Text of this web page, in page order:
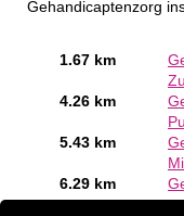
Gehandicaptenzorg
1.67 km
4.26 km
5.43 km
6.29 km